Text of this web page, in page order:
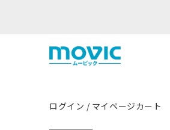
ログイン / マイページカート